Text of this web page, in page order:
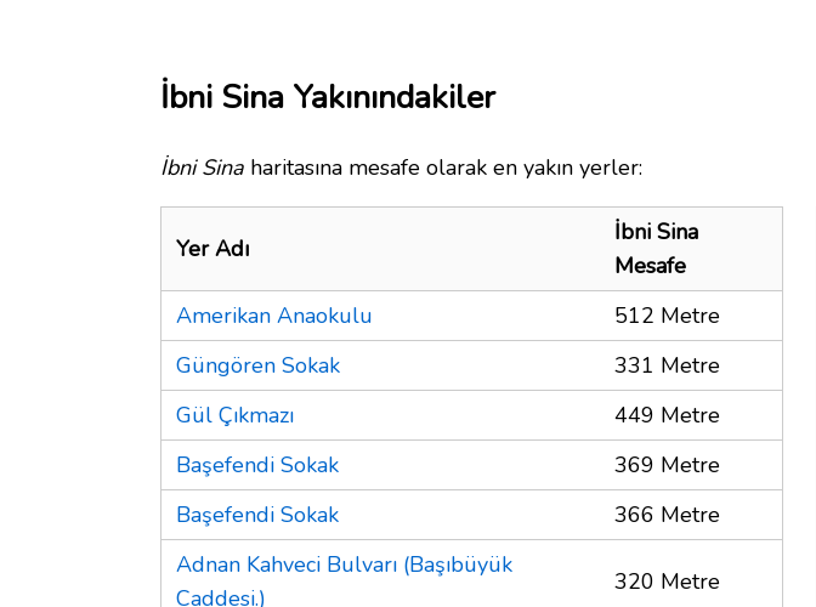
İbni Sina Yakınındakiler
İbni Sina haritasına mesafe olarak en yakın yerler:
Yer Adı
İbni Sina
Mesafe
Amerikan Anaokulu
512 Metre
Güngören Sokak
331 Metre
Gül Çıkmazı
449 Metre
Başefendi Sokak
369 Metre
Başefendi Sokak
366 Metre
Adnan Kahveci Bulvarı (Başıbüyük
Caddesi.)
320 Metre